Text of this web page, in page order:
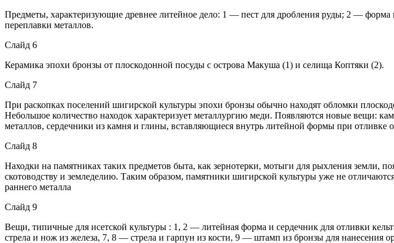
Предметы, характеризующие древнее литейное дело: 1 — пест для дробления руды; 2 —
переплавки металлов.
Слайд 6
Керамика эпохи бронзы от плоскодонной посуды с острова Макуша (1) и селища Коптяки (2).
Слайд 7
При раскопках поселений шигирской культуры эпохи бронзы обычно находят обломки
Небольшое количество находок характеризует металлургию меди. Появляются новые вещи:
металлов, сердечники из камня и глины, вставляющиеся внутрь литейной формы при
Слайд 8
Находки на памятниках таких предметов быта, как зернотерки, мотыги для рыхления земли,
скотоводству и земледелию. Таким образом, памятники шигирской культуры уже не
раннего металла
Слайд 9
Вещи, типичные для исетской культуры : 1, 2 — литейная форма и сердечник для отливки
стрела и нож из железа, 7, 8 — стрела и гарпун из кости, 9 — штамп из бронзы для нанесения